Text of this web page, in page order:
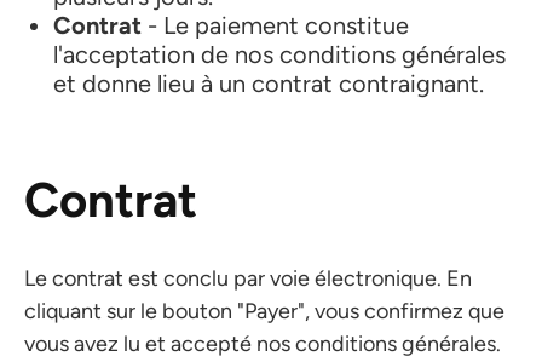
Contrat - Le paiement constitue
l'acceptation de nos conditions générales
et donne lieu à un contrat contraignant.
Contrat
Le contrat est conclu par voie électronique. En
cliquant sur le bouton "Payer", vous confirmez que
vous avez lu et accepté nos conditions générales.